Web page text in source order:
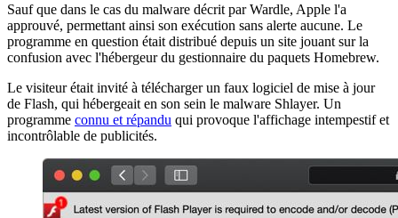
Sauf que dans le cas du malware décrit par Wardle, Apple l'a
approuvé, permettant ainsi son exécution sans alerte aucune. Le
programme en question était distribué depuis un site jouant sur la
confusion avec l'hébergeur du gestionnaire du paquets Homebrew.
Le visiteur était invité à télécharger un faux logiciel de mise à jour
de Flash, qui hébergeait en son sein le malware Shlayer. Un
programme connu et répandu qui provoque l'affichage intempestif et
incontrôlable de publicités.